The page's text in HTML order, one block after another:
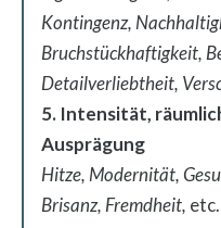
Kontingenz,
Bruchstückhaftigkeit,
Detailverliebtheit,
5. Intensität,
Ausprägung
Hitze, Modernität,
Brisanz, Fremdheit, etc.